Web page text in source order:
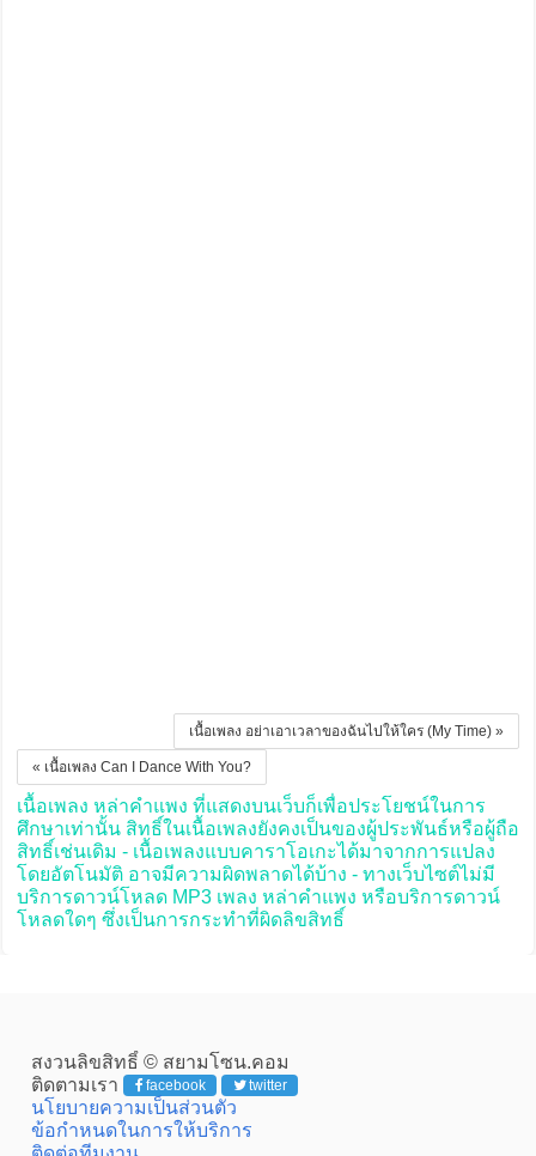
เนื้อเพลง อย่าเอาเวลาของฉันไปให้ใคร (My Time) »
« เนื้อเพลง Can I Dance With You?
เนื้อเพลง หล่าคำแพง ที่แสดงบนเว็บก็เพื่อประโยชน์ในการ
ศึกษาเท่านั้น สิทธิ์ในเนื้อเพลงยังคงเป็นของผู้ประพันธ์หรือผู้ถือ
สิทธิ์เช่นเดิม - เนื้อเพลงแบบคาราโอเกะได้มาจากการแปลง
โดยอัตโนมัติ อาจมีความผิดพลาดได้บ้าง - ทางเว็บไซต์ไม่มี
บริการดาวน์โหลด MP3 เพลง หล่าคำแพง หรือบริการดาวน์
โหลดใดๆ ซึ่งเป็นการกระทำที่ผิดลิขสิทธิ์
สงวนลิขสิทธิ์ © สยามโซน.คอม
ติดตามเรา
facebook twitter
นโยบายความเป็นส่วนตัว
ข้อกำหนดในการให้บริการ